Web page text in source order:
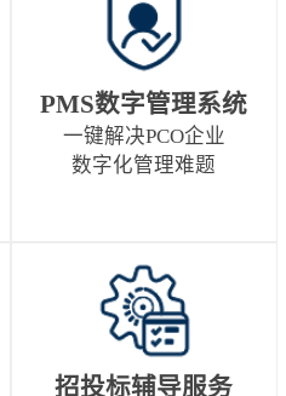
PMS数字管理系统
一键解决PCO企业
数字化管理难题
招投标辅导服务